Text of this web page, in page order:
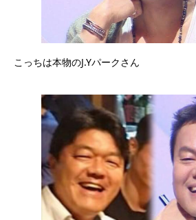
こっちは本物のJ.Yパークさん